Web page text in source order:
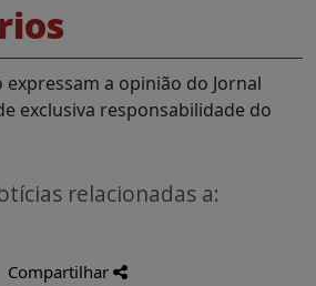
a opinião do Jornal
exclusiva responsabilidade do
relacionadas a:
Compartilhar